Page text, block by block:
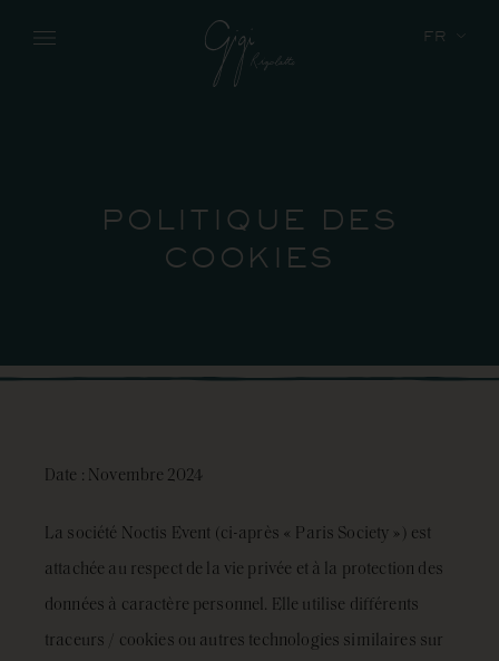
Skip to main content FR
POLITIQUE DES
COOKIES
Date : Novembre 2024
La société Noctis Event (ci-après « Paris Society ») est
attachée au respect de la vie privée et à la protection des
données à caractère personnel. Elle utilise différents
traceurs / cookies ou autres technologies similaires sur